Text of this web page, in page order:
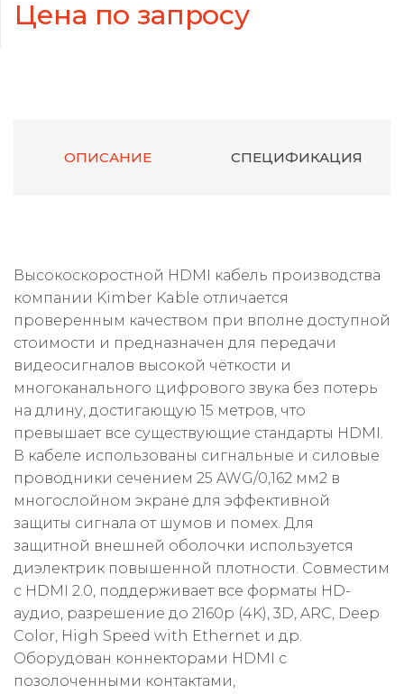
Цена по запросу
ОПИСАНИЕ СПЕЦИФИКАЦИЯ
Высокоскоростной HDMI кабель производства
компании Kimber Kable отличается
проверенным качеством при вполне доступной
стоимости и предназначен для передачи
видеосигналов высокой чёткости и
многоканального цифрового звука без потерь
на длину, достигающую 15 метров, что
превышает все существующие стандарты HDMI.
В кабеле использованы сигнальные и силовые
проводники сечением 25 AWG/0,162 мм2 в
многослойном экране для эффективной
защиты сигнала от шумов и помех. Для
защитной внешней оболочки используется
диэлектрик повышенной плотности. Совместим
с HDMI 2.0, поддерживает все форматы HD-
аудио, разрешение до 2160p (4K), 3D, ARC, Deep
Color, High Speed with Ethernet и др.
Оборудован коннекторами HDMI с
позолоченными контактами,